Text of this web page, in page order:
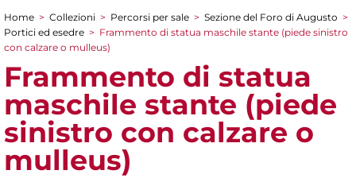
Tu sei qui
Home > Collezioni > Percorsi per sale > Sezione del Foro di Augusto >
Portici ed esedre > Frammento di statua maschile stante (piede sinistro
con calzare o mulleus)
Frammento di statua
maschile stante (piede
sinistro con calzare o
mulleus)